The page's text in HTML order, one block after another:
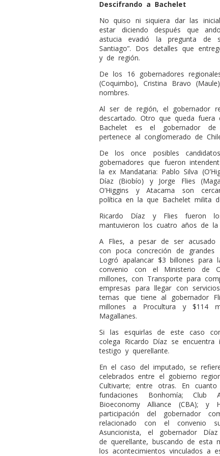
Descifrando a Bachelet
No quiso ni siquiera dar las
estar diciendo después que
astucia evadió la pregunta
Santiago”. Dos detalles que
y de región.
De los 16 gobernadores
(Coquimbo), Cristina Bravo
nombres.
Al ser de región, el gobernador
descartado. Otro que queda
Bachelet es el gobernador de
pertenece al conglomerado de
De los once posibles
gobernadores que fueron
la ex Mandataria: Pablo Silva
Díaz (Biobío) y Jorge Flies
O’Higgins y Atacama son
política en la que Bachelet milita
Ricardo Díaz y Flies fueron
mantuvieron los cuatro años de
A Flies, a pesar de ser
con poca concreción de
Logró apalancar $3 billones
convenio con el Ministerio de
millones, con Transporte para
empresas para llegar con
temas que tiene al gobernador
millones a Procultura y $114
Magallanes.
Si las esquirlas de este caso
colega Ricardo Díaz se
testigo y querellante.
En el caso del imputado, se
celebrados entre el gobierno
Cultivarte; entre otras. En
fundaciones Bonhomía;
Bioeconomy Alliance (CBA); y
participación del gobernador
relacionado con el convenio
Asuncionista, el gobernador
de querellante, buscando de esta
los acontecimientos vinculados a